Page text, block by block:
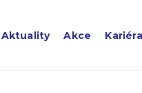
Aktuality Akce Kariéra